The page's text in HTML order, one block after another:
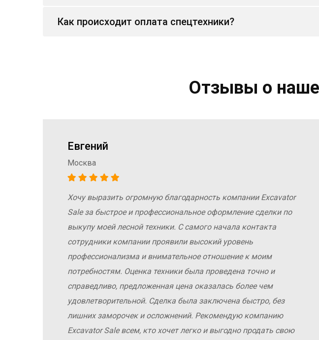
Как происходит оплата спецтехники?
Отзывы о
Евгений
Москва
Хочу выразить огромную благодарность компании Excavator
Sale за быстрое и профессиональное оформление сделки по
выкупу моей лесной техники. С самого начала контакта
сотрудники компании проявили высокий уровень
профессионализма и внимательное отношение к моим
потребностям. Оценка техники была проведена точно и
справедливо, предложенная цена оказалась более чем
удовлетворительной. Сделка была заключена быстро, без
лишних заморочек и осложнений. Рекомендую компанию
Excavator Sale всем, кто хочет легко и выгодно продать свою